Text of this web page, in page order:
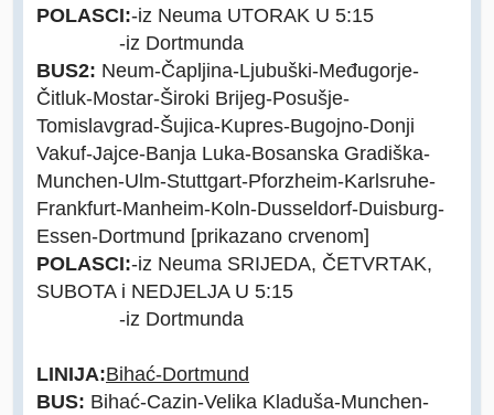
POLASCI:-iz Neuma UTORAK U 5:15
-iz Dortmunda
BUS2: Neum-Čapljina-Ljubuški-Međugorje-
Čitluk-Mostar-Široki Brijeg-Posušje-
Tomislavgrad-Šujica-Kupres-Bugojno-Donji
Vakuf-Jajce-Banja Luka-Bosanska Gradiška-
Munchen-Ulm-Stuttgart-Pforzheim-Karlsruhe-
Frankfurt-Manheim-Koln-Dusseldorf-Duisburg-
Essen-Dortmund [prikazano crvenom]
POLASCI:-iz Neuma SRIJEDA, ČETVRTAK,
SUBOTA i NEDJELJA U 5:15
-iz Dortmunda
LINIJA:Bihać-Dortmund
BUS: Bihać-Cazin-Velika Kladuša-Munchen-